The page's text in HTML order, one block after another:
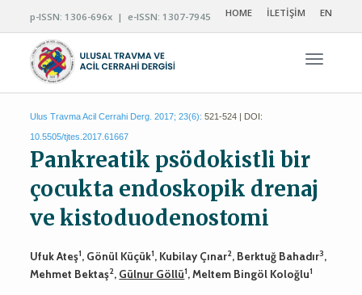
p-ISSN: 1306-696x | e-ISSN: 1307-7945 HOME İLETİŞİM EN
Ulus Travma Acil Cerrahi Derg. 2017; 23(6): 521-524 | DOI:
10.5505/tjtes.2017.61667
Pankreatik psödokistli bir
çocukta endoskopik drenaj
ve kistoduodenostomi
Ufuk Ateş1, Gönül Küçük1, Kubilay Çınar2, Berktuğ Bahadır3,
Mehmet Bektaş2, Gülnur Göllü1, Meltem Bingöl Koloğlu1